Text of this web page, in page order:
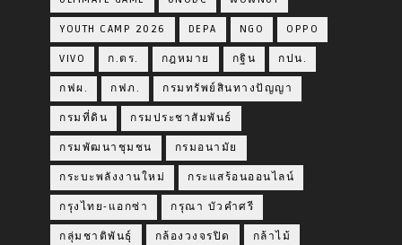
YOUTH CAMP 2026 DEPA NGO OPPO
VIVO ก.ตร. กฎหมาย กฐิน กปน.
กฟผ. กฟภ. กรมทรัพย์สินทางปัญญา
กรมที่ดิน กรมประชาสัมพันธ์
กรมพัฒนาชุมชน กรมอนามัย
กระบะพลังงานใหม่ กระแสร้อนออนไลน์
กรุงไทย-แอกซ่า กรุณา บัวคำศรี
กลุ่มชาติพันธุ์ กล้องวงจรปิด กล้าไม้